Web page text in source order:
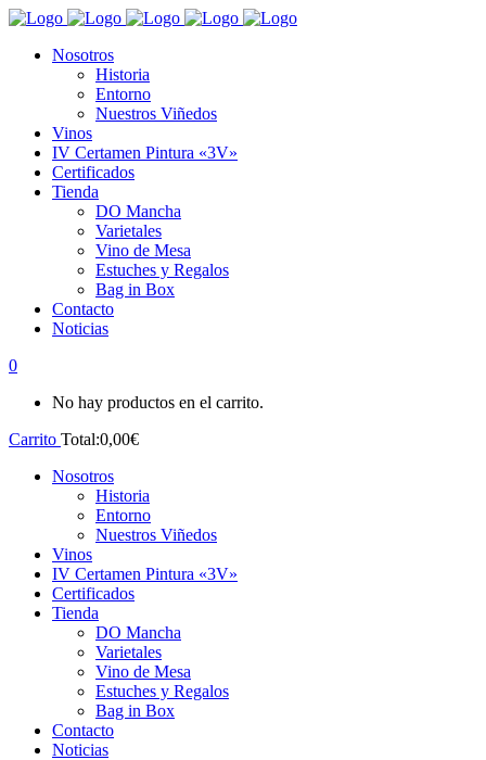
Nosotros
Historia
Entorno
Nuestros Viñedos
Vinos
IV Certamen Pintura «3V»
Certificados
Tienda
DO Mancha
Varietales
Vino de Mesa
Estuches y Regalos
Bag in Box
Contacto
Noticias
0
No hay productos en el carrito.
Carrito Total:0,00€
Nosotros
Historia
Entorno
Nuestros Viñedos
Vinos
IV Certamen Pintura «3V»
Certificados
Tienda
DO Mancha
Varietales
Vino de Mesa
Estuches y Regalos
Bag in Box
Contacto
Noticias